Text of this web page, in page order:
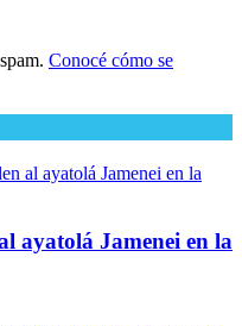
Conocé cómo se
ayatolá Jamenei en la